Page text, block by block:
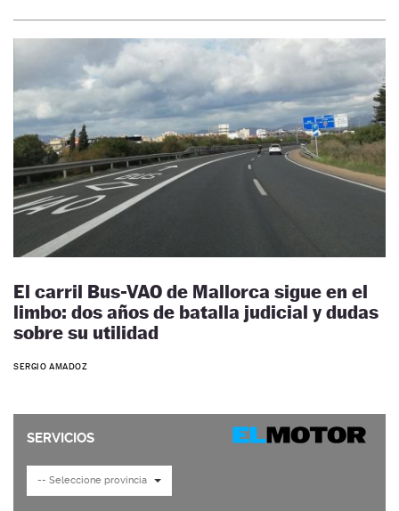
El carril Bus-VAO de Mallorca sigue en el
limbo: dos años de batalla judicial y dudas
sobre su utilidad
SERGIO AMADOZ